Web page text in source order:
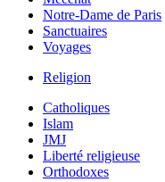
Notre-Dame de Paris
Sanctuaires
Voyages
Religion
Catholiques
Islam
JMJ
Liberté religieuse
Orthodoxes